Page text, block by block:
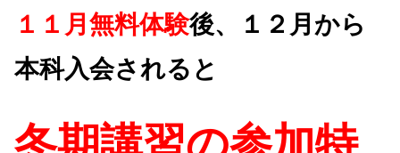
１１月無料体験後、１２月から
本科入会されると
冬期講習の参加特